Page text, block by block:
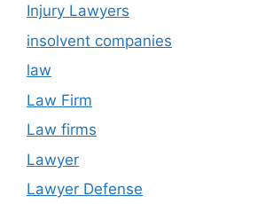
Injury Lawyers
insolvent companies
law
Law Firm
Law firms
Lawyer
Lawyer Defense